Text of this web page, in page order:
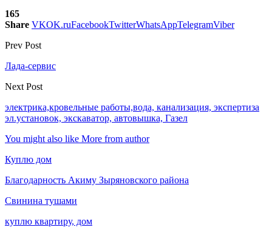
165
Share VKOK.ruFacebookTwitterWhatsAppTelegramViber
Prev Post
Лада-сервис
Next Post
электрика,кровельные работы,вода, канализация, экспертиза
эл.установок, экскаватор, автовышка, Газел
You might also like More from author
Куплю дом
Благодарность Акиму Зыряновского района
Свинина тушами
куплю квартиру, дом